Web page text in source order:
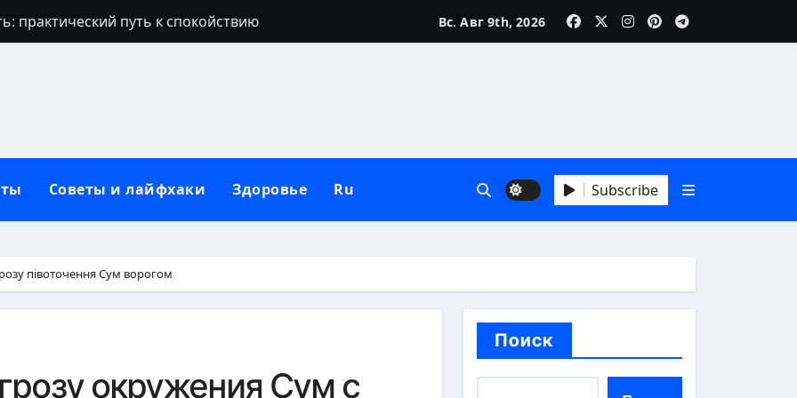
практический путь к спокойствию
что любит: глубинные причины и как понять его молчание
подтягиваний: полное руководство
в домашних условиях для обильного цветения
восстановление натуральных ресниц без инъекций
Вс. Авг 9th, 2026
Советы и лайфхаки Здоровье Ru Subscribe
півоточення Сум ворогом
окружения Сум с
Поиск